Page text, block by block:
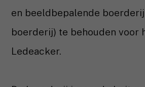
en beeldbepalende
boerderij) te behouden voor
Ledeacker.